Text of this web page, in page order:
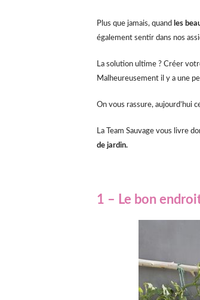
Plus que jamais, quand les
également sentir dans nos
La solution ultime ? Créer
Malheureusement il y a une
On vous rassure, aujourd’hui
La Team Sauvage vous livre
de jardin.
1 – Le bon